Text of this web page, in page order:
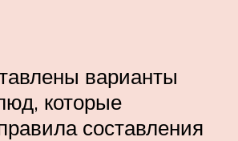
варианты
которые
составления